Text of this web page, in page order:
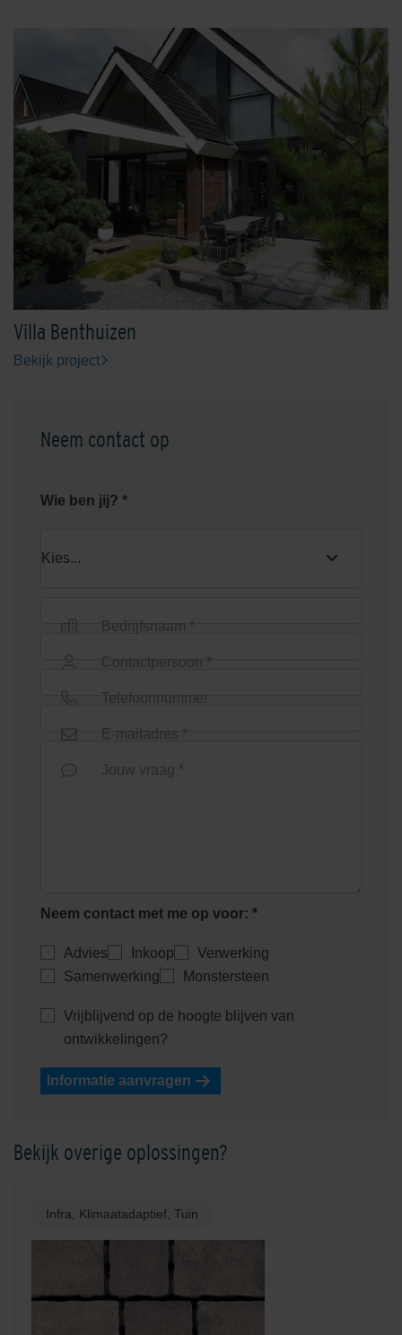
Villa Benthuizen
Bekijk project
Neem contact op
Wie ben jij? *
Bedrijfsnaam *
Contactpersoon *
Telefoonnummer
E-mailadres *
Jouw vraag *
Neem contact met me op voor: *
Advies Inkoop
Verwerking
Samenwerking
Monstersteen
Vrijblijvend op de hoogte blijven van
ontwikkelingen?
Informatie aanvragen
Bekijk overige oplossingen?
Infra, Klimaatadaptief, Tuin